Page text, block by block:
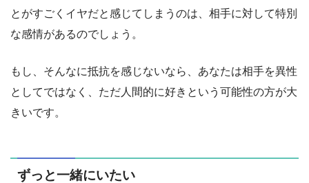
とがすごくイヤだと感じてしまうのは、相手に対して特別
な感情があるのでしょう。
もし、そんなに抵抗を感じないなら、あなたは相手を異性
としてではなく、ただ人間的に好きという可能性の方が大
きいです。
ずっと一緒にいたい